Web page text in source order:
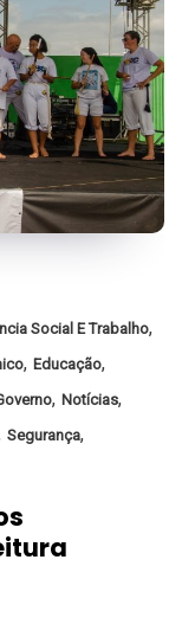
Social E Trabalho,
, Educação,
, Notícias,
Segurança,